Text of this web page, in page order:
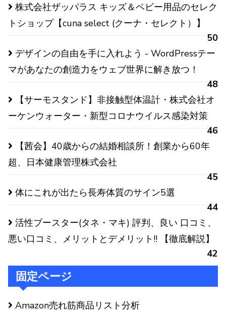
株式会社ザッパラス キッズ＆ベビー用品のセレク
トショップ【cuna select (クーナ・セレクト）】
50
デザインの自由を手に入れよう - WordPressテー
マがあなたの創造力をウェブ世界に解き放つ！
48
【サーモスタンド】非接触型体温計・株式会社オ
ーケンウォーター・新型コロナウイルス感染対策
46
【茜会】40歳からの結婚相談所！創業から60年
超、日本健康管理株式会社
45
体にこれが出たら長寿体質のサイン5選
44
活性ブースター(タネ・マキ) 評判、良い 口コミ、
悪い口コミ、メリットとデメリット!! 【徹底解説】
42
固定ページ
Amazon売れ筋商品リスト分析